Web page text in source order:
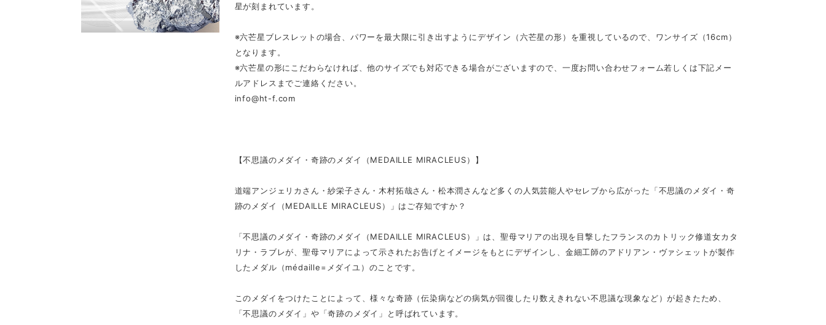
星が刻まれています。
※六芒星ブレスレットの場合、パワーを最大限に引き出すようにデザイン（六芒星の形）を重視しているので、ワンサイズ（16cm）
となります。
※六芒星の形にこだわらなければ、他のサイズでも対応できる場合がございますので、一度お問い合わせフォーム若しくは下記メー
ルアドレスまでご連絡ください。
info@ht-f.com
【不思議のメダイ・奇跡のメダイ（MEDAILLE MIRACLEUS）】
道端アンジェリカさん・紗栄子さん・木村拓哉さん・松本潤さんなど多くの人気芸能人やセレブから広がった「不思議のメダイ・奇
跡のメダイ（MEDAILLE MIRACLEUS）」はご存知ですか？
「不思議のメダイ・奇跡のメダイ（MEDAILLE MIRACLEUS）」は、聖母マリアの出現を目撃したフランスのカトリック修道女カタ
リナ・ラブレが、聖母マリアによって示されたお告げとイメージをもとにデザインし、金細工師のアドリアン・ヴァシェットが製作
したメダル（médaille=メダイユ）のことです。
このメダイをつけたことによって、様々な奇跡（伝染病などの病気が回復したり数えきれない不思議な現象など）が起きたため、
「不思議のメダイ」や「奇跡のメダイ」と呼ばれています。